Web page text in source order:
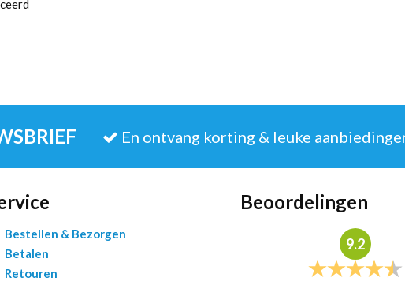
En ontvang korting & leuke
Bestellen & Bezorgen
Betalen
Retouren
Beoordelingen
9.2